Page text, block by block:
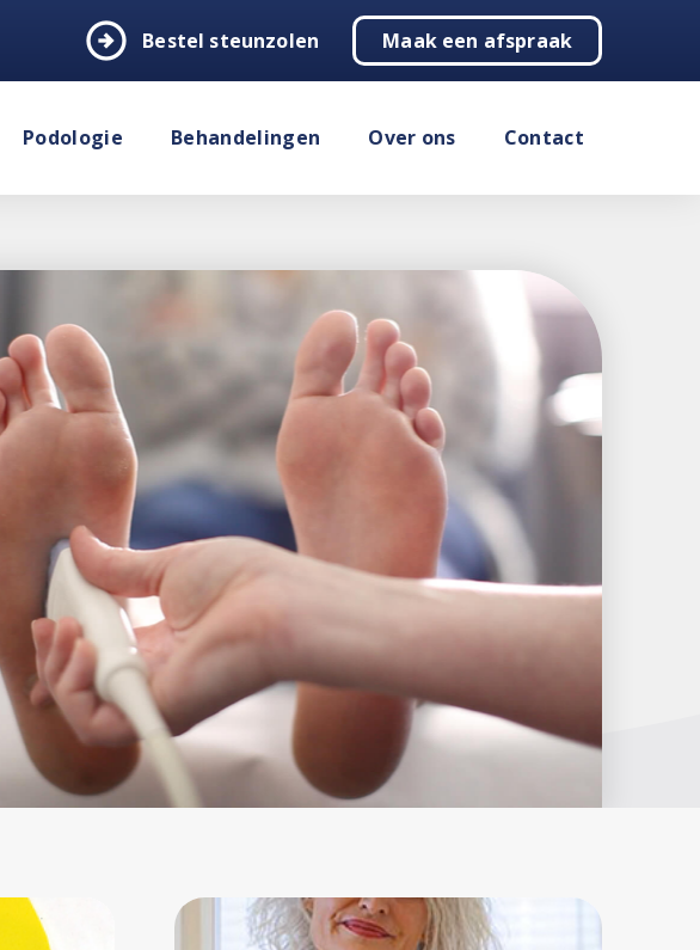
arrow_circle_right Bestel steunzolen Maak een afspraak
Podologie Behandelingen Over ons Contact